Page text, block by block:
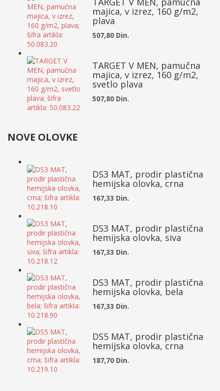
majica, v izrez, 160 g/m2,
plava
507,80 Din.
TARGET V MEN, pamučna
majica, v izrez, 160 g/m2,
svetlo plava
507,80 Din.
NOVE OLOVKE
DS3 MAT, prodir plastična
hemijska olovka, crna
167,33 Din.
DS3 MAT, prodir plastična
hemijska olovka, siva
167,33 Din.
DS3 MAT, prodir plastična
hemijska olovka, bela
167,33 Din.
DS5 MAT, prodir plastična
hemijska olovka, crna
187,70 Din.